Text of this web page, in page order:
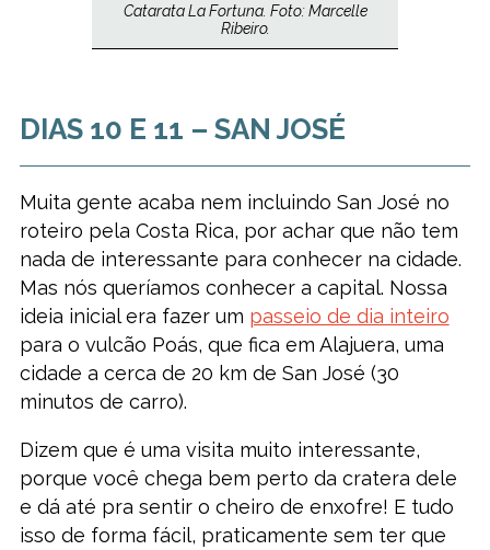
Catarata La Fortuna. Foto: Marcelle
Ribeiro.
DIAS 10 E 11 – SAN JOSÉ
Muita gente acaba nem incluindo San José no
roteiro pela Costa Rica, por achar que não tem
nada de interessante para conhecer na cidade.
Mas nós queríamos conhecer a capital. Nossa
ideia inicial era fazer um passeio de dia inteiro
para o vulcão Poás, que fica em Alajuera, uma
cidade a cerca de 20 km de San José (30
minutos de carro).
Dizem que é uma visita muito interessante,
porque você chega bem perto da cratera dele
e dá até pra sentir o cheiro de enxofre! E tudo
isso de forma fácil, praticamente sem ter que